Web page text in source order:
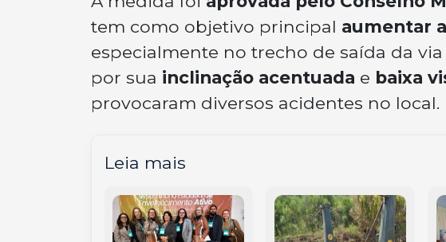
tem como objetivo principal aumentar
especialmente no trecho de saída da
por sua inclinação acentuada e baixa
provocaram diversos acidentes no local.
Leia mais